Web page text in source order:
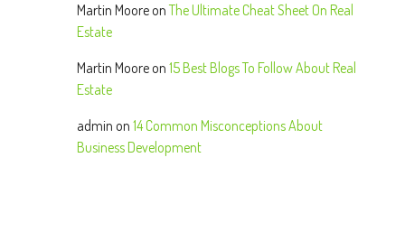
Martin MooreonThe Ultimate Cheat Sheet On Real
Estate
Martin Mooreon 15 Best Blogs To Follow About Real
Estate
admin on 14 Common Misconceptions About
Business Development